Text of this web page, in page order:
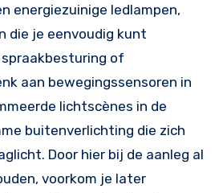
energiezuinige ledlampen,
die je eenvoudig kunt
of
aan bewegingssensoren in
lichtscènes in de
buitenverlichting die zich
Door hier bij de aanleg al
voorkom je later